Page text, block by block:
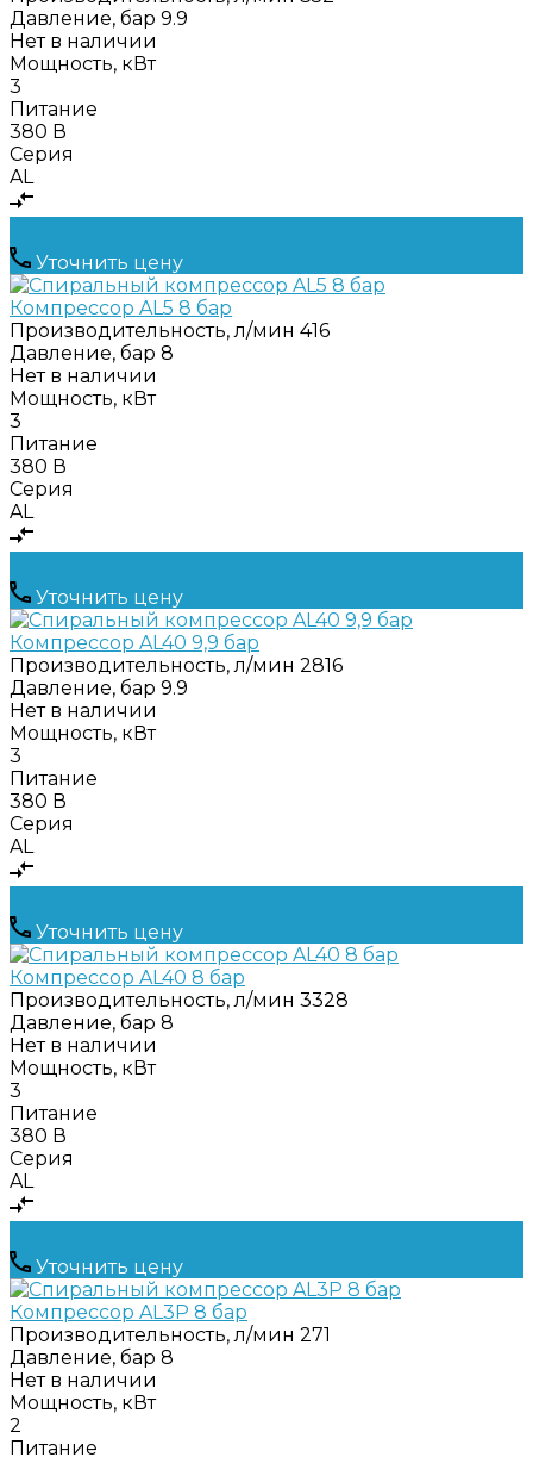
Давление, бар 9.9
Нет в наличии
Мощность, кВт
3
Питание
380 В
Серия
AL
Уточнить цену
Компрессор AL5 8 бар
Производительность, л/мин 416
Давление, бар 8
Нет в наличии
Мощность, кВт
3
Питание
380 В
Серия
AL
Уточнить цену
Компрессор AL40 9,9 бар
Производительность, л/мин 2816
Давление, бар 9.9
Нет в наличии
Мощность, кВт
3
Питание
380 В
Серия
AL
Уточнить цену
Компрессор AL40 8 бар
Производительность, л/мин 3328
Давление, бар 8
Нет в наличии
Мощность, кВт
3
Питание
380 В
Серия
AL
Уточнить цену
Компрессор AL3Р 8 бар
Производительность, л/мин 271
Давление, бар 8
Нет в наличии
Мощность, кВт
2
Питание